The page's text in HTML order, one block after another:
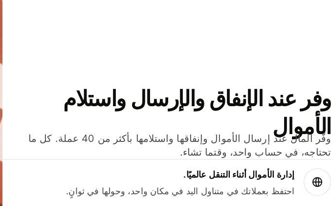
وفر عند الإنفاق والإرسال واستلام
الأموال
وفّر المال عند إرسال الأموال وإنفاقها واستلامها بأكثر من 40 عملة. كل ما
تحتاجه، في حساب واحد، وقتما تشاء.
إدارة الأموال أثناء التنقل عالميًا.
احتفظ بعملاتك في متناول اليد في مكان واحد، وحولها في ثوانٍ.